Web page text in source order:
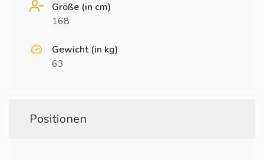
Größe (in cm)
168
Gewicht (in kg)
63
Positionen